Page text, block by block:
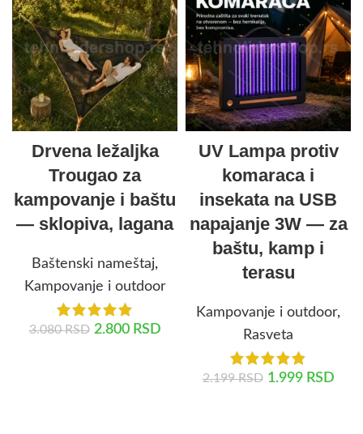
Drvena ležaljka
Trougao za
kampovanje i baštu
— sklopiva, lagana
Baštenski nameštaj,
Kampovanje i outdoor
3.080RSD 2.800 RSD
UV Lampa protiv
komaraca i
insekata na USB
napajanje 3W — za
baštu, kamp i
terasu
Kampovanje i outdoor,
Rasveta
2.199RSD 1.999 RSD